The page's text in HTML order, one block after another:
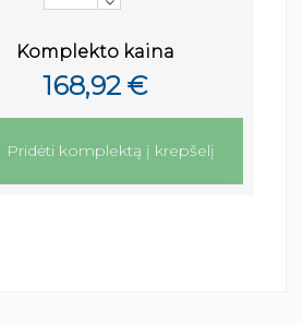
Komplekto kaina
168,92 €
Pridėti komplektą į krepšelį